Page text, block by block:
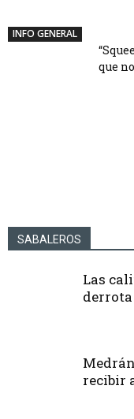
INFO GENERAL
que
SABALEROS
Las
derrota
recibir